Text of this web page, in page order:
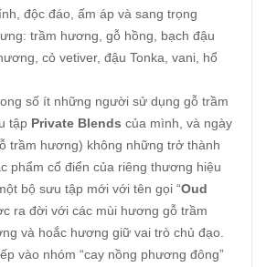
độc đáo, ấm áp và sang trọng
trầm hương, gỗ hồng, bạch đậu
cỏ vetiver, đậu Tonka, vani, hổ
số ít những người sử dụng gỗ trầm
tập Private Blends của mình, và ngày
trầm hương) không những trở thành
phẩm cổ điển của riêng thương hiệu
bộ sưu tập mới với tên gọi “Oud
ra đời với các mùi hương gỗ trầm
và hoắc hương giữ vai trò chủ đạo.
vào nhóm “cay nồng phương đông”